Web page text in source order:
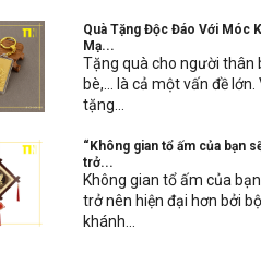
Quà Tặng Độc Đáo Với Móc
Mạ...
Tặng quà cho người thân
bè,… là cả một vấn đề lớn.
tặng...
“Không gian tổ ấm của bạn
trở...
Không gian tổ ấm của
trở nên hiện đại hơn bởi bộ
khánh...